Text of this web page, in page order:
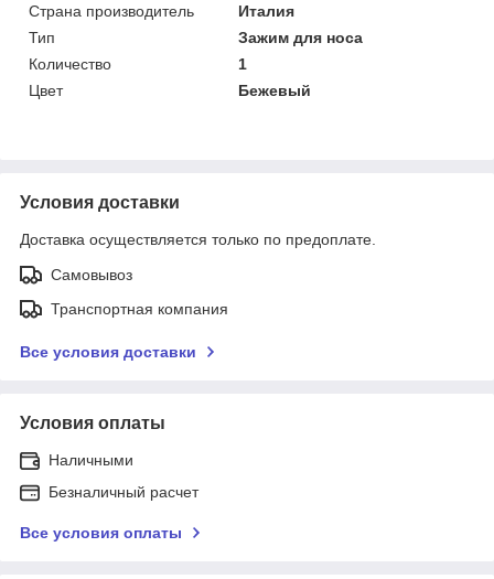
Страна производитель
Италия
Тип
Зажим для носа
Количество
1
Цвет
Бежевый
Условия доставки
Доставка осуществляется только по предоплате.
Самовывоз
Транспортная компания
Все условия доставки
Условия оплаты
Наличными
Безналичный расчет
Все условия оплаты